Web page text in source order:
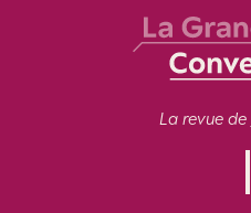
La revue de